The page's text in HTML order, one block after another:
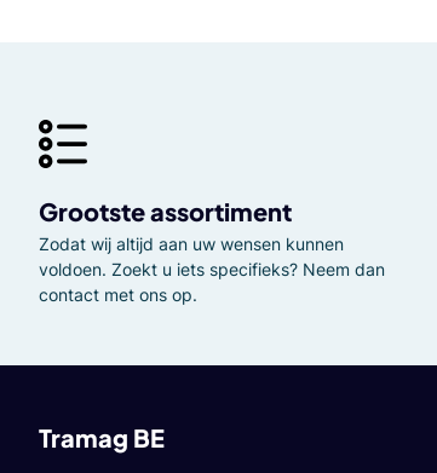
Grootste assortiment
Zodat wij altijd aan uw wensen kunnen
voldoen. Zoekt u iets specifieks? Neem dan
contact met ons op.
Tramag BE